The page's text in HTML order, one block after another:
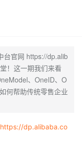
台官网 https://dp.alib
！这一期我们来看
、OneID、O
何帮助传统零售企业
https://dp.alibaba.co